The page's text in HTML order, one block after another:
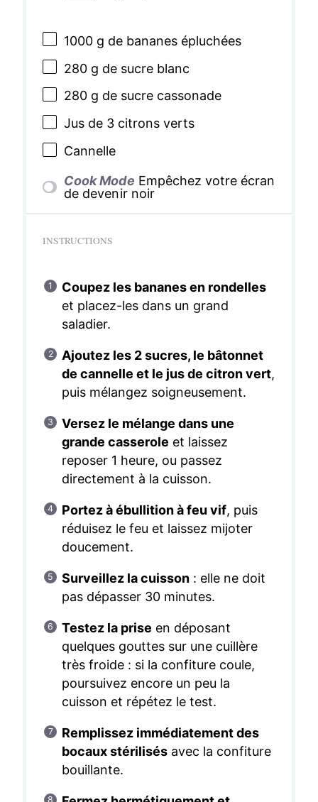
1000 g de bananes épluchées
280 g de sucre blanc
280 g de sucre cassonade
Jus de 3citrons verts
Cannelle
Cook Mode Empêchez votre écran
de devenir noir
INSTRUCTIONS
Coupez les bananes en rondelles
et placez-les dans un grand
saladier.
Ajoutez les 2 sucres, le bâtonnet
de cannelle et le jus de citron vert,
puis mélangez soigneusement.
Versez le mélange dans une
grande casserole et laissez
reposer 1 heure, ou passez
directement à la cuisson.
Portez à ébullition à feu vif, puis
réduisez le feu et laissez mijoter
doucement.
Surveillez la cuisson: elle ne doit
pas dépasser 30 minutes.
Testez la prise en déposant
quelques gouttes sur une cuillère
très froide : si la confiture coule,
poursuivez encore un peu la
cuisson et répétez le test.
Remplissez immédiatement des
bocaux stérilisésavec la confiture
bouillante.